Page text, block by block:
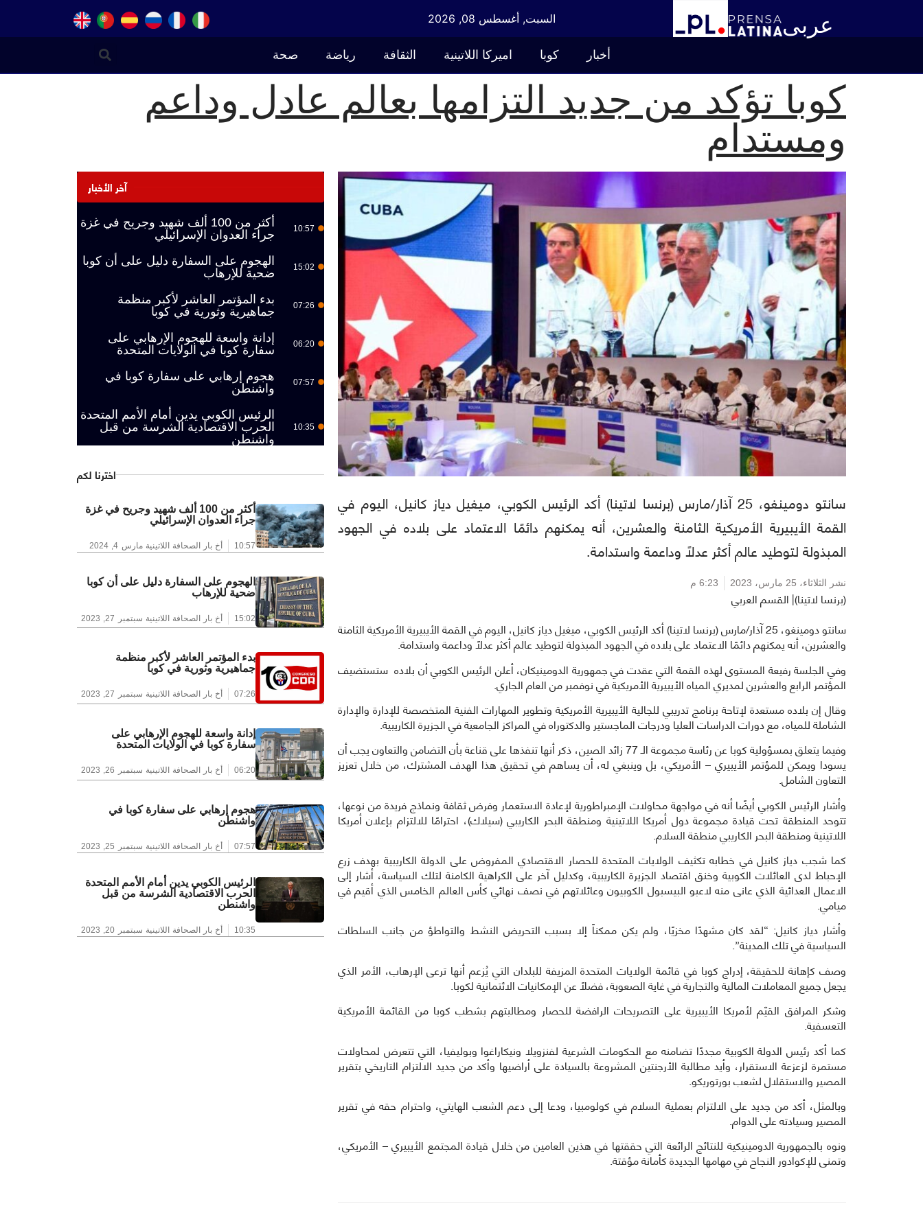
عربى السبت, أغسطس 08, 2026
أخبار كوبا اميركا اللاتينية الثقافة رياضة صحة
كوبا تؤكد من جديد التزامها بعالم عادل وداعم
ومستدام
سانتو دومينغو، 25 آذار/مارس (برنسا لاتينا) أكد الرئيس الكوبي، ميغيل دياز كانيل، اليوم في
القمة الأيبيرية الأمريكية الثامنة والعشرين، أنه يمكنهم دائمًا الاعتماد على بلاده في الجهود
المبذولة لتوطيد عالم أكثر عدلاً وداعمة واستدامة.
نشر الثلاثاء، 25 مارس، 2023 6:23 م
(برنسا لاتينا)| القسم العربي
سانتو دومينغو، 25 آذار/مارس (برنسا لاتينا) أكد الرئيس الكوبي، ميغيل دياز كانيل، اليوم في القمة الأيبيرية الأمريكية الثامنة
والعشرين، أنه يمكنهم دائمًا الاعتماد على بلاده في الجهود المبذولة لتوطيد عالم أكثر عدلاً وداعمة واستدامة.
وفي الجلسة رفيعة المستوى لهذه القمة التي عقدت في جمهورية الدومينيكان، أعلن الرئيس الكوبي أن بلاده ستستضيف
المؤتمر الرابع والعشرين لمديري المياه الأيبيرية الأمريكية في نوفمبر من العام الجاري.
وقال إن بلاده مستعدة لإتاحة برنامج تدريبي للجالية الأيبيرية الأمريكية وتطوير المهارات الفنية المتخصصة للإدارة والإدارة
الشاملة للمياه، مع دورات الدراسات العليا ودرجات الماجستير والدكتوراه في المراكز الجامعية في الجزيرة الكاريبية.
وفيما يتعلق بمسؤولية كوبا عن رئاسة مجموعة الـ 77 زائد الصين، ذكر أنها تنفذها على قناعة بأن التضامن والتعاون يجب أن
يسودا ويمكن للمؤتمر الأيبيري – الأمريكي، بل وينبغي له، أن يساهم في تحقيق هذا الهدف المشترك، من خلال تعزيز
التعاون الشامل.
وأشار الرئيس الكوبي أيضًا أنه في مواجهة محاولات الإمبراطورية لإعادة الاستعمار وفرض ثقافة ونماذج فريدة من نوعها،
تتوحد المنطقة تحت قيادة مجموعة دول أمريكا اللاتينية ومنطقة البحر الكاريبي (سيلاك)، احترامًا للالتزام بإعلان أمريكا
اللاتينية ومنطقة البحر الكاريبي منطقة السلام.
كما شجب دياز كانيل في خطابه تكثيف الولايات المتحدة للحصار الاقتصادي المفروض على الدولة الكاريبية بهدف زرع
الإحباط لدى العائلات الكوبية وخنق اقتصاد الجزيرة الكاريبية، وكدليل آخر على الكراهية الكامنة لتلك السياسة، أشار إلى
الاعمال العدائية الذي عانى منه لاعبو البيسبول الكوبيون وعائلاتهم في نصف نهائي كأس العالم الخامس الذي أقيم في
ميامي.
وأشار دياز كانيل: “لقد كان مشهدًا مخزيًا، ولم يكن ممكناً إلا بسبب التحريض النشط والتواطؤ من جانب السلطات
السياسية في تلك المدينة”.
وصف كإهانة للحقيقة، إدراج كوبا في قائمة الولايات المتحدة المزيفة للبلدان التي يُزعم أنها ترعى الإرهاب، الأمر الذي
يجعل جميع المعاملات المالية والتجارية في غاية الصعوبة، فضلاً عن الإمكانيات الائتمانية لكوبا.
وشكر المرافق القيّم لأمريكا الأيبيرية على التصريحات الرافضة للحصار ومطالبتهم بشطب كوبا من القائمة الأمريكية
التعسفية.
كما أكد رئيس الدولة الكوبية مجددًا تضامنه مع الحكومات الشرعية لفنزويلا ونيكاراغوا وبوليفيا، التي تتعرض لمحاولات
مستمرة لزعزعة الاستقرار، وأيد مطالبة الأرجنتين المشروعة بالسيادة على أراضيها وأكد من جديد الالتزام التاريخي بتقرير
المصير والاستقلال لشعب بورتوريكو.
وبالمثل، أكد من جديد على الالتزام بعملية السلام في كولومبيا، ودعا إلى دعم الشعب الهايتي، واحترام حقه في تقرير
المصير وسيادته على الدوام.
ونوه بالجمهورية الدومينيكية للنتائج الرائعة التي حققتها في هذين العامين من خلال قيادة المجتمع الأيبيري – الأمريكي،
وتمنى للإكوادور النجاح في مهامها الجديدة كأمانة مؤقتة.
آخر الأخبار
10:57
أكثر من 100 ألف شهيد وجريح في غزة
جراء العدوان الإسرائيلي
15:02
الهجوم على السفارة دليل على أن كوبا
ضحية للإرهاب
07:26
بدء المؤتمر العاشر لأكبر منظمة
جماهيرية وثورية في كوبا
06:20
إدانة واسعة للهجوم الإرهابي على
سفارة كوبا في الولايات المتحدة
07:57
هجوم إرهابي على سفارة كوبا في
واشنطن
10:35
الرئيس الكوبي يدين أمام الأمم المتحدة
الحرب الاقتصادية الشرسة من قبل
واشنطن
اخترنا لكم
أكثر من 100 ألف شهيد وجريح في غزة
جراء العدوان الإسرائيلي
10:57 أخ بار الصحافة اللاتينيةمارس 4, 2024
الهجوم على السفارة دليل على أن كوبا
ضحية للإرهاب
15:02 أخ بار الصحافة اللاتينية سبتمبر 27, 2023
بدء المؤتمر العاشر لأكبر منظمة
جماهيرية وثورية في كوبا
07:26 أخ بار الصحافة اللاتينية سبتمبر 27, 2023
إدانة واسعة للهجوم الإرهابي على
سفارة كوبا في الولايات المتحدة
06:20 أخ بار الصحافة اللاتينية سبتمبر 26, 2023
هجوم إرهابي على سفارة كوبا في
واشنطن
07:57 أخ بار الصحافة اللاتينية سبتمبر 25, 2023
الرئيس الكوبي يدين أمام الأمم المتحدة
الحرب الاقتصادية الشرسة من قبل
واشنطن
10:35 أخ بار الصحافة اللاتينية سبتمبر 20, 2023